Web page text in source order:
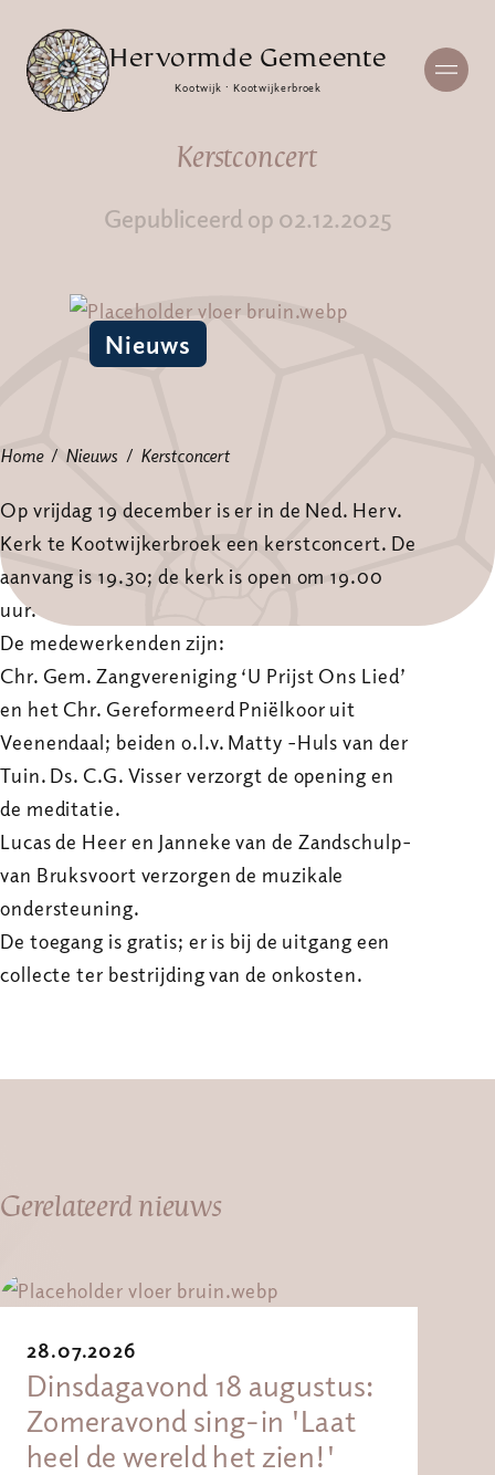
Hervormde Gemeente
Kootwijk · Kootwijkerbroek
Kerstconcert
Gepubliceerd op 02.12.2025
Nieuws
Home Nieuws Kerstconcert
Op vrijdag 19 december is er in de Ned. Herv.
Kerk te Kootwijkerbroek een kerstconcert. De
aanvang is 19.30; de kerk is open om 19.00
uur.
De medewerkenden zijn:
Chr. Gem. Zangvereniging ‘U Prijst Ons Lied’
en het Chr. Gereformeerd Pniëlkoor uit
Veenendaal; beiden o.l.v. Matty -Huls van der
Tuin. Ds. C.G. Visser verzorgt de opening en
de meditatie.
Lucas de Heer en Janneke van de Zandschulp-
van Bruksvoort verzorgen de muzikale
ondersteuning.
De toegang is gratis; er is bij de uitgang een
collecte ter bestrijding van de onkosten.
Gerelateerd nieuws
28.07.2026
Dinsdagavond 18 augustus:
Zomeravond sing-in 'Laat
heel de wereld het zien!'